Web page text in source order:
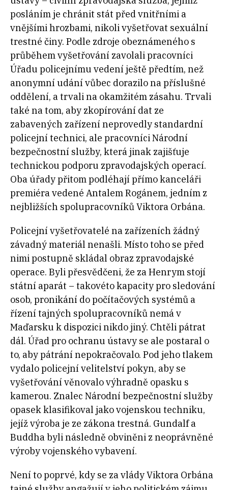
posláním je chránit stát před vnitřními a
vnějšími hrozbami, nikoli vyšetřovat sexuální
trestné činy. Podle zdroje obeznámeného s
průběhem vyšetřování zavolali pracovníci
Úřadu policejnímu vedení ještě předtím, než
anonymní udání vůbec dorazilo na příslušné
oddělení, a trvali na okamžitém zásahu. Trvali
také na tom, aby zkopírování dat ze
zabavených zařízení neprovedly standardní
policejní technici, ale pracovníci Národní
bezpečnostní služby, která jinak zajišťuje
technickou podporu zpravodajských operací.
Oba úřady přitom podléhají přímo kanceláři
premiéra vedené Antalem Rogánem, jedním z
nejbližších spolupracovníků Viktora Orbána.
Policejní vyšetřovatelé na zařízeních žádný
závadný materiál nenašli. Místo toho se před
nimi postupně skládal obraz zpravodajské
operace. Byli přesvědčeni, že za Henrym stojí
státní aparát – takovéto kapacity pro sledování
osob, pronikání do počítačových systémů a
řízení tajných spolupracovníků nemá v
Maďarsku k dispozici nikdo jiný. Chtěli pátrat
dál. Úřad pro ochranu ústavy se ale postaral o
to, aby pátrání nepokračovalo. Pod jeho tlakem
vydalo policejní velitelství pokyn, aby se
vyšetřování věnovalo výhradně opasku s
kamerou. Znalec Národní bezpečnostní služby
opasek klasifikoval jako vojenskou techniku,
jejíž výroba je ze zákona trestná. Gundalf a
Buddha byli následně obviněni z neoprávněné
výroby vojenského vybavení.
Není to poprvé, kdy se za vlády Viktora Orbána